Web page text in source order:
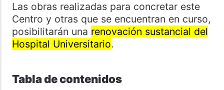
Las obras realizadas para concretar este
Centro y otras que se encuentran en curso,
posibilitarán una renovación sustancial del
Hospital Universitario.
Tabla de contenidos